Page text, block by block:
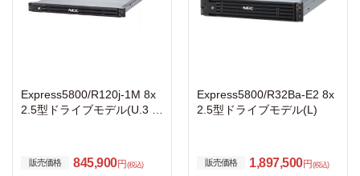
Express5800/R120j-1M 8x
2.5型ドライブモデル(U.3 N
販売価格 845,900円 (税込)
Express5800/R32Ba-E2 8x
2.5型ドライブモデル(L)
販売価格 1,897,500円 (税込)